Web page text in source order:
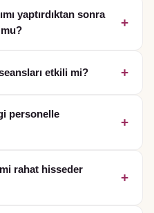
yaptırdıktan sonra
+
etkili mi? +
personelle
+
rahat hisseder
+